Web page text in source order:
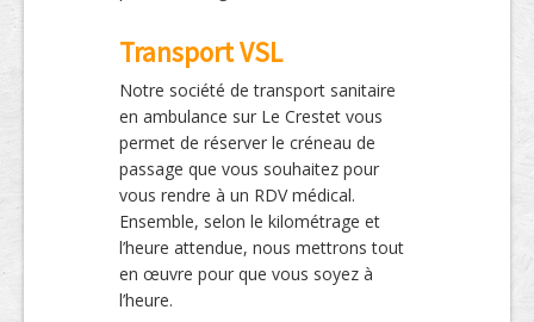
Transport VSL
Notre société de transport sanitaire
en ambulance sur Le Crestet vous
permet de réserver le créneau de
passage que vous souhaitez pour
vous rendre à un RDV médical.
Ensemble, selon le kilométrage et
l’heure attendue, nous mettrons tout
en œuvre pour que vous soyez à
l’heure.